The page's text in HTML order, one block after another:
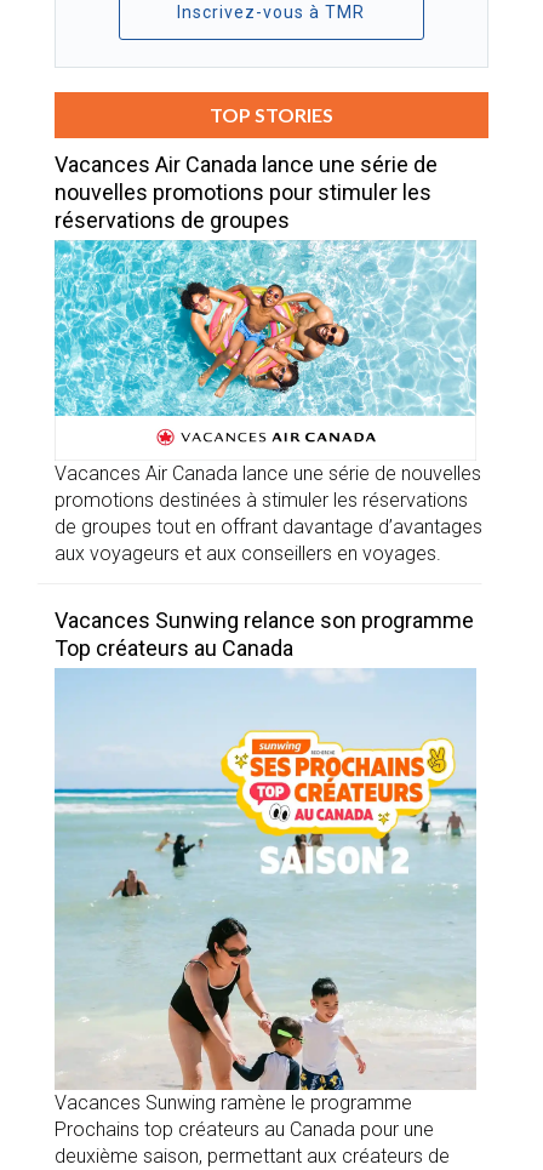
Inscrivez-vous à TMR
TOP STORIES
Vacances Air Canada lance une série de
nouvelles promotions pour stimuler les
réservations de groupes
Vacances Air Canada lance une série de nouvelles
promotions destinées à stimuler les réservations
de groupes tout en offrant davantage d’avantages
aux voyageurs et aux conseillers en voyages.
Vacances Sunwing relance son programme
Top créateurs au Canada
Vacances Sunwing ramène le programme
Prochains top créateurs au Canada pour une
deuxième saison, permettant aux créateurs de